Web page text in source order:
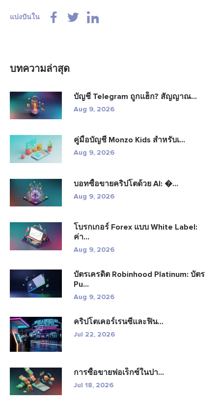
แบ่งปันใน
บทความล่าสุด
บัญชี Telegram ถูกแฮ็ก? สัญญาณ...
Aug 9, 2026
คู่มือบัญชี Monzo Kids สำหรับเ...
Aug 9, 2026
บอทซื้อขายคริปโตด้วย AI: �...
Aug 9, 2026
โบรกเกอร์ Forex แบบ White Label:
ค่า...
Aug 9, 2026
บัตรเครดิต Robinhood Platinum: บัตร
Pu...
Aug 9, 2026
คริปโตเคอร์เรนซีและฟิน...
Jul 22, 2026
การซื้อขายฟอเร็กซ์ในปา...
Jul 18, 2026